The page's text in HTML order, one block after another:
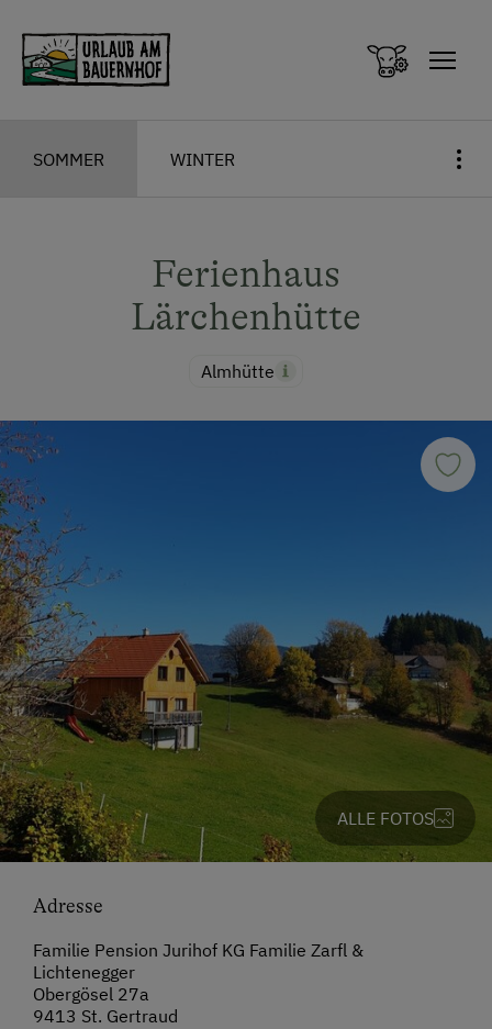
SOMMER WINTER
Ferienhaus
Lärchenhütte
Almhütte
ALLE FOTOS
Adresse
Familie Pension Jurihof KG Familie Zarfl &
Lichtenegger
Obergösel 27a
9413 St. Gertraud